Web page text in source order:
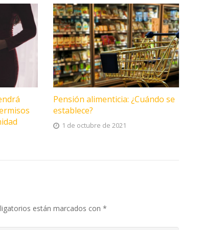
Pensión alimenticia: ¿Cuándo se
establece?
1 de octubre de 2021
están marcados con *